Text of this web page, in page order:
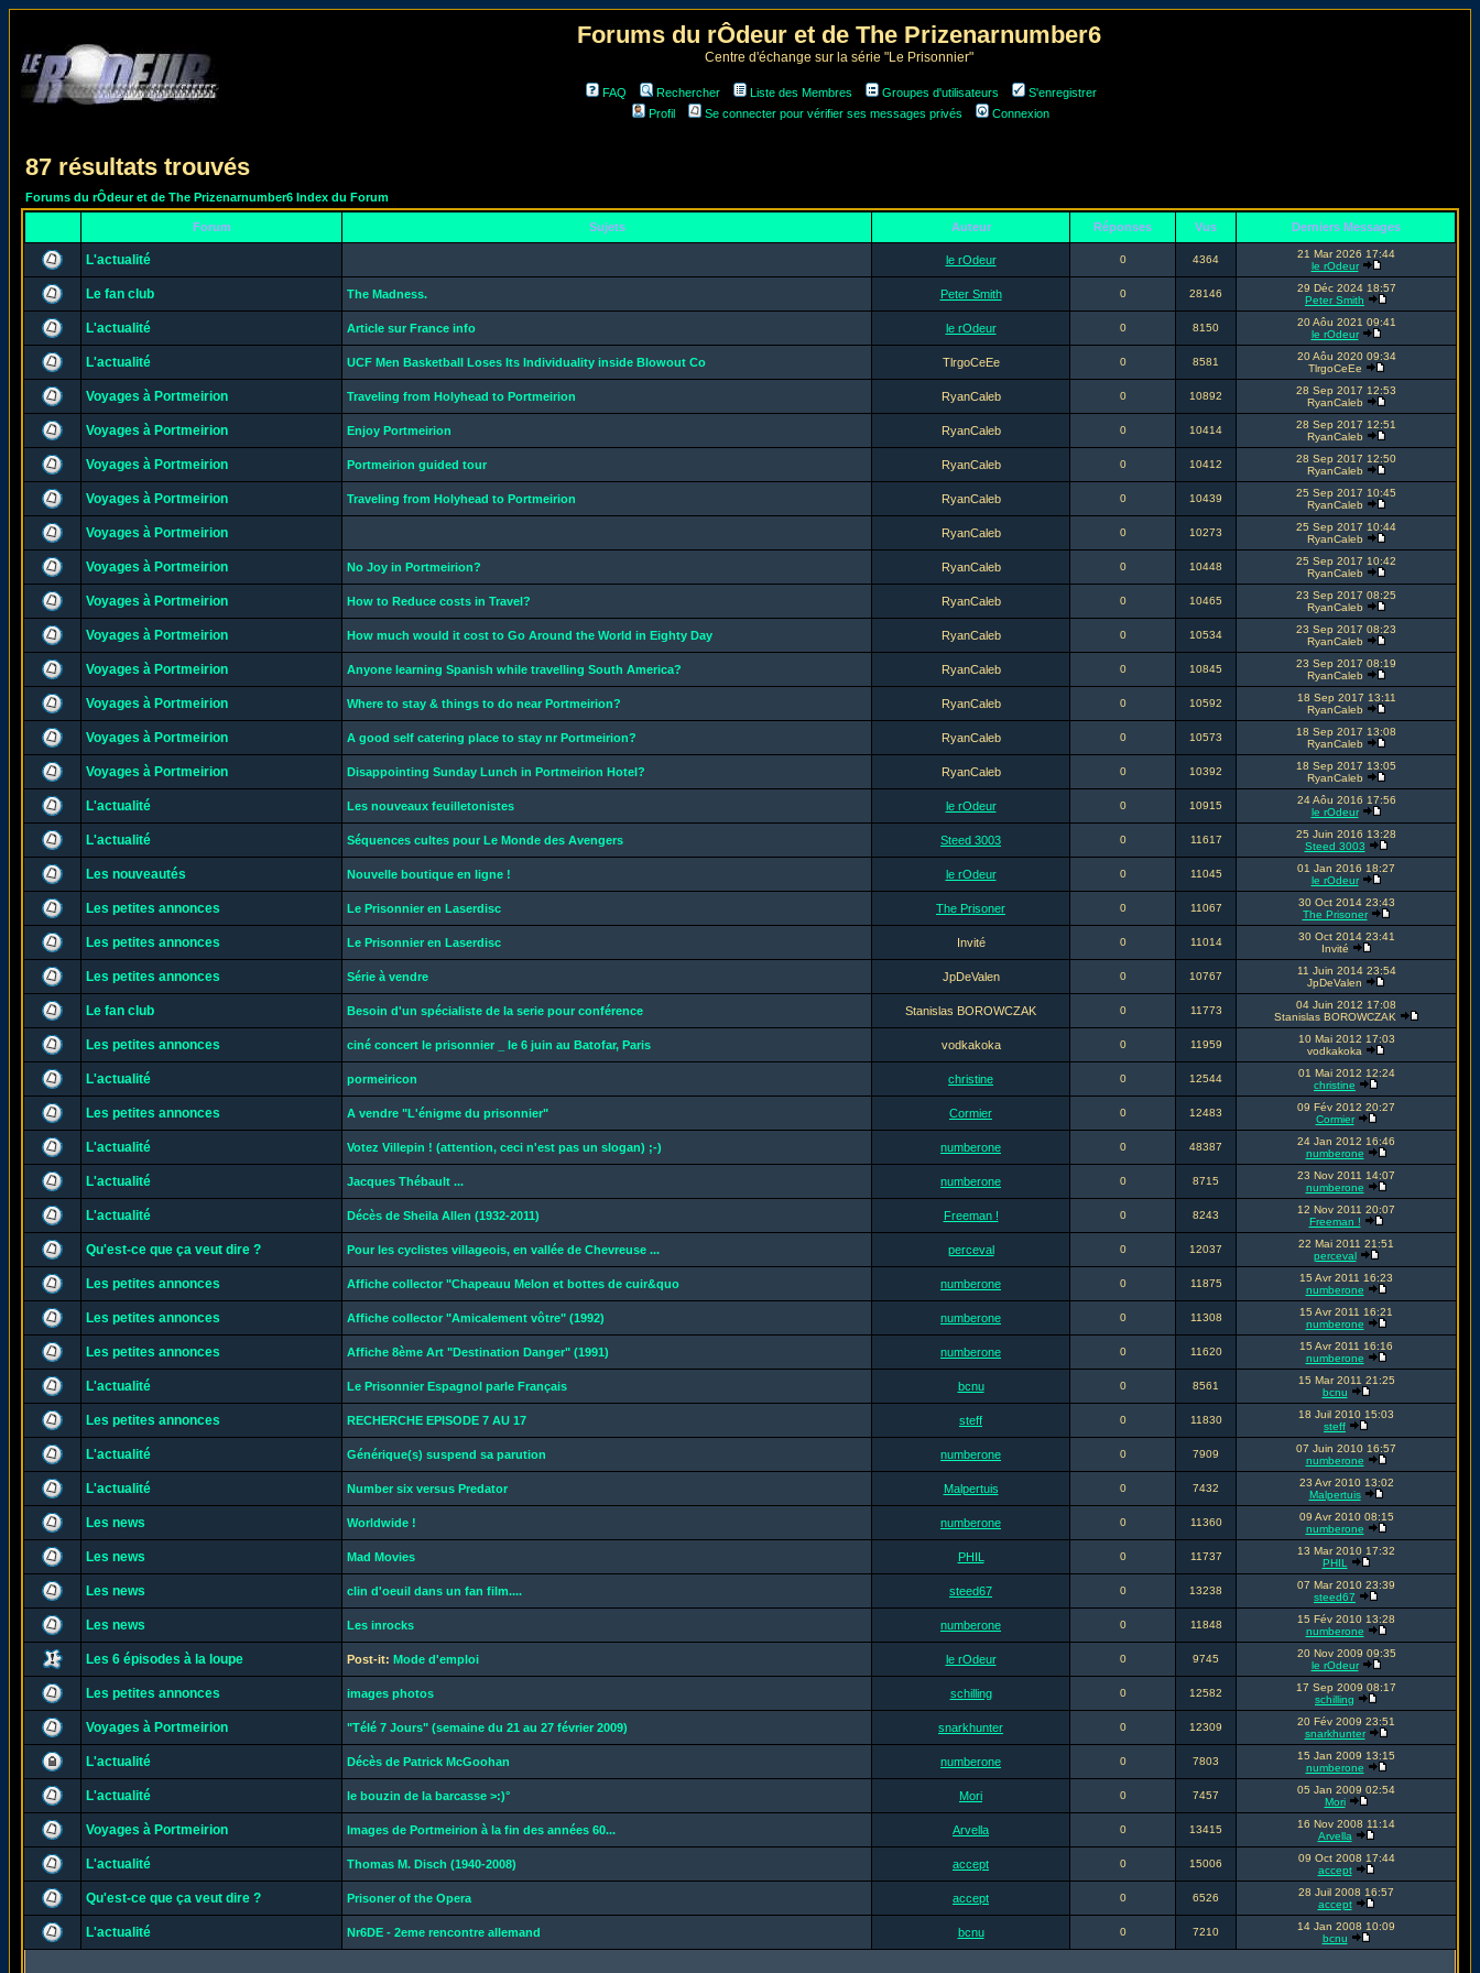
Forums du rÔdeur et de The Prizenarnumber6
Centre d'échange sur la série "Le Prisonnier"
FAQ Rechercher Liste des Membres Groupes d'utilisateurs
S'enregistrer
Profil
Se connecter pour vérifier ses messages privés Connexion
87 résultats trouvés
Forums du rÔdeur et de The Prizenarnumber6 Index du Forum
Forum Sujets Auteur Réponses Vus Derniers Messages
L'actualité le rOdeur 0 4364
21 Mar 2026 17:44
le rOdeur
Le fan club The Madness. Peter Smith 0 28146
29 Déc 2024 18:57
Peter Smith
L'actualité Article sur France info le rOdeur 0 8150
20 Aôu 2021 09:41
le rOdeur
L'actualité UCF Men Basketball Loses Its Individuality inside Blowout Co TlrgoCeEe 0 8581
20 Aôu 2020 09:34
TlrgoCeEe
Voyages à Portmeirion Traveling from Holyhead to Portmeirion RyanCaleb 0 10892
28 Sep 2017 12:53
RyanCaleb
Voyages à Portmeirion Enjoy Portmeirion RyanCaleb 0 10414
28 Sep 2017 12:51
RyanCaleb
Voyages à Portmeirion Portmeirion guided tour RyanCaleb 0 10412
28 Sep 2017 12:50
RyanCaleb
Voyages à Portmeirion Traveling from Holyhead to Portmeirion RyanCaleb 0 10439
25 Sep 2017 10:45
RyanCaleb
Voyages à Portmeirion RyanCaleb 0 10273
25 Sep 2017 10:44
RyanCaleb
Voyages à Portmeirion No Joy in Portmeirion? RyanCaleb 0 10448
25 Sep 2017 10:42
RyanCaleb
Voyages à Portmeirion How to Reduce costs in Travel? RyanCaleb 0 10465
23 Sep 2017 08:25
RyanCaleb
Voyages à Portmeirion How much would it cost to Go Around the World in Eighty Day RyanCaleb 0 10534
23 Sep 2017 08:23
RyanCaleb
Voyages à Portmeirion Anyone learning Spanish while travelling South America? RyanCaleb 0 10845
23 Sep 2017 08:19
RyanCaleb
Voyages à Portmeirion Where to stay & things to do near Portmeirion? RyanCaleb 0 10592
18 Sep 2017 13:11
RyanCaleb
Voyages à Portmeirion A good self catering place to stay nr Portmeirion? RyanCaleb 0 10573
18 Sep 2017 13:08
RyanCaleb
Voyages à Portmeirion Disappointing Sunday Lunch in Portmeirion Hotel? RyanCaleb 0 10392
18 Sep 2017 13:05
RyanCaleb
L'actualité Les nouveaux feuilletonistes le rOdeur 0 10915
24 Aôu 2016 17:56
le rOdeur
L'actualité Séquences cultes pour Le Monde des Avengers Steed 3003 0 11617
25 Juin 2016 13:28
Steed 3003
Les nouveautés Nouvelle boutique en ligne ! le rOdeur 0 11045
01 Jan 2016 18:27
le rOdeur
Les petites annonces Le Prisonnier en Laserdisc The Prisoner 0 11067
30 Oct 2014 23:43
The Prisoner
Les petites annonces Le Prisonnier en Laserdisc Invité 0 11014
30 Oct 2014 23:41
Invité
Les petites annonces Série à vendre JpDeValen 0 10767
11 Juin 2014 23:54
JpDeValen
Le fan club Besoin d'un spécialiste de la serie pour conférence Stanislas BOROWCZAK 0 11773
04 Juin 2012 17:08
Stanislas BOROWCZAK
Les petites annonces ciné concert le prisonnier _ le 6 juin au Batofar, Paris vodkakoka 0 11959
10 Mai 2012 17:03
vodkakoka
L'actualité pormeiricon christine 0 12544
01 Mai 2012 12:24
christine
Les petites annonces A vendre "L'énigme du prisonnier" Cormier 0 12483
09 Fév 2012 20:27
Cormier
L'actualité Votez Villepin ! (attention, ceci n'est pas un slogan) ;-) numberone 0 48387
24 Jan 2012 16:46
numberone
L'actualité Jacques Thébault ... numberone 0 8715
23 Nov 2011 14:07
numberone
L'actualité Décès de Sheila Allen (1932-2011) Freeman ! 0 8243
12 Nov 2011 20:07
Freeman !
Qu'est-ce que ça veut dire ? Pour les cyclistes villageois, en vallée de Chevreuse ... perceval 0 12037
22 Mai 2011 21:51
perceval
Les petites annonces Affiche collector "Chapeauu Melon et bottes de cuir&quo numberone 0 11875
15 Avr 2011 16:23
numberone
Les petites annonces Affiche collector "Amicalement vôtre" (1992) numberone 0 11308
15 Avr 2011 16:21
numberone
Les petites annonces Affiche 8ème Art "Destination Danger" (1991) numberone 0 11620
15 Avr 2011 16:16
numberone
L'actualité Le Prisonnier Espagnol parle Français bcnu 0 8561
15 Mar 2011 21:25
bcnu
Les petites annonces RECHERCHE EPISODE 7 AU 17 steff 0 11830
18 Juil 2010 15:03
steff
L'actualité Générique(s) suspend sa parution numberone 0 7909
07 Juin 2010 16:57
numberone
L'actualité Number six versus Predator Malpertuis 0 7432
23 Avr 2010 13:02
Malpertuis
Les news Worldwide ! numberone 0 11360
09 Avr 2010 08:15
numberone
Les news Mad Movies PHIL 0 11737
13 Mar 2010 17:32
PHIL
Les news clin d'oeuil dans un fan film.... steed67 0 13238
07 Mar 2010 23:39
steed67
Les news Les inrocks numberone 0 11848
15 Fév 2010 13:28
numberone
Les 6 épisodes à la loupe Post-it: Mode d'emploi le rOdeur 0 9745
20 Nov 2009 09:35
le rOdeur
Les petites annonces images photos schilling 0 12582
17 Sep 2009 08:17
schilling
Voyages à Portmeirion "Télé 7 Jours" (semaine du 21 au 27 février 2009) snarkhunter 0 12309
20 Fév 2009 23:51
snarkhunter
L'actualité Décès de Patrick McGoohan numberone 0 7803
15 Jan 2009 13:15
numberone
L'actualité le bouzin de la barcasse >:)° Mori 0 7457
05 Jan 2009 02:54
Mori
Voyages à Portmeirion Images de Portmeirion à la fin des années 60... Arvella 0 13415
16 Nov 2008 11:14
Arvella
L'actualité Thomas M. Disch (1940-2008) accept 0 15006
09 Oct 2008 17:44
accept
Qu'est-ce que ça veut dire ? Prisoner of the Opera accept 0 6526
28 Juil 2008 16:57
accept
L'actualité Nr6DE - 2eme rencontre allemand bcnu 0 7210
14 Jan 2008 10:09
bcnu